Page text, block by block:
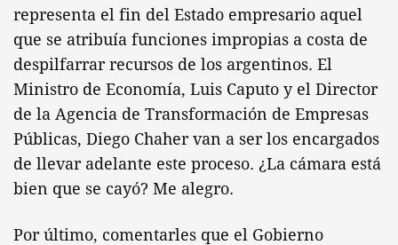
representa el fin del Estado empresario aquel
que se atribuía funciones impropias a costa de
despilfarrar recursos de los argentinos. El
Ministro de Economía, Luis Caputo y el Director
de la Agencia de Transformación de Empresas
Públicas, Diego Chaher van a ser los encargados
de llevar adelante este proceso. ¿La cámara está
bien que se cayó? Me alegro.
Por último, comentarles que el Gobierno